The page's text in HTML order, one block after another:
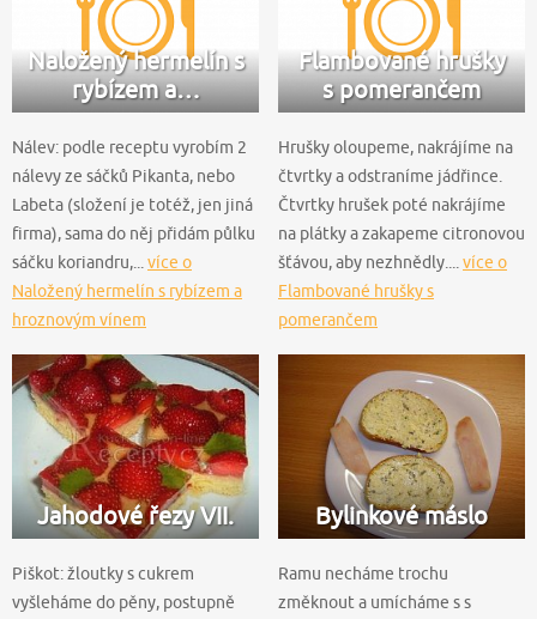
Naložený hermelín s
rybízem a…
Nálev: podle receptu vyrobím 2
nálevy ze sáčků Pikanta, nebo
Labeta (složení je totéž, jen jiná
firma), sama do něj přidám půlku
sáčku koriandru,... více o
Naložený hermelín s rybízem a
hroznovým vínem
Flambované hrušky
s pomerančem
Hrušky oloupeme, nakrájíme na
čtvrtky a odstraníme jádřince.
Čtvrtky hrušek poté nakrájíme
na plátky a zakapeme citronovou
šťávou, aby nezhnědly.... více o
Flambované hrušky s
pomerančem
Jahodové řezy VII.
Piškot: žloutky s cukrem
vyšleháme do pěny, postupně
Bylinkové máslo
Ramu necháme trochu
změknout a umícháme s s